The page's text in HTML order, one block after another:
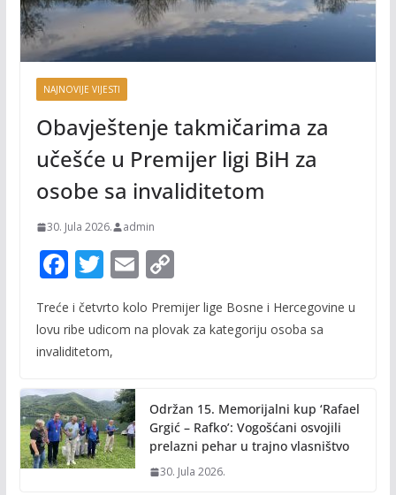
NAJNOVIJE VIJESTI
Obavještenje takmičarima za
učešće u Premijer ligi BiH za
osobe sa invaliditetom
30. Jula 2026. admin
F
ac
e
b
o
k
T
w
itt
er
E
m
ai
C
p
n
k
Treće i četvrto kolo Premijer lige Bosne i Hercegovine u
lovu ribe udicom na plovak za kategoriju osoba sa
invaliditetom,
Održan 15. Memorijalni kup ‘Rafael
Grgić – Rafko’: Vogošćani osvojili
prelazni pehar u trajno vlasništvo
30. Jula 2026.